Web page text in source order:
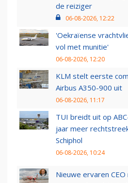
de reiziger
06-08-2026, 12:22
'Oekraïense
vol met munitie'
06-08-2026, 12:20
KLM stelt eerste
Airbus A350-900 uit
06-08-2026, 11:17
TUI breidt uit op
jaar meer
Schiphol
06-08-2026, 10:24
Nieuwe ervaren